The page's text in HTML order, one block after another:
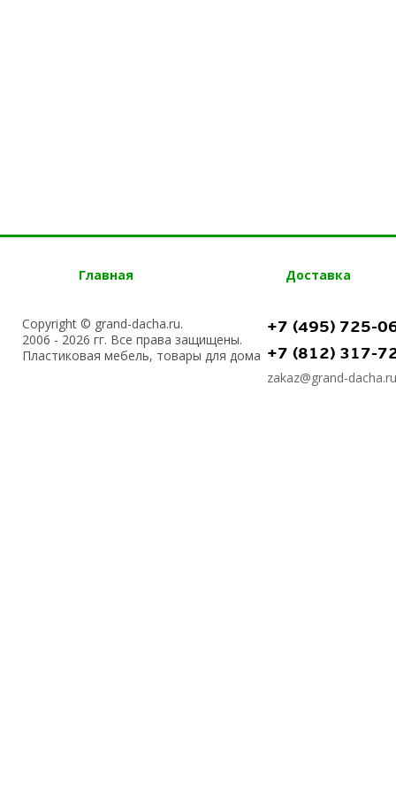
Главная Доставка
Copyright © grand-dacha.ru.
2006 - 2026 гг. Все права защищены.
Пластиковая мебель, товары для дома
+7 (495) 725-
+7 (812) 317-
zakaz@grand-dacha.ru